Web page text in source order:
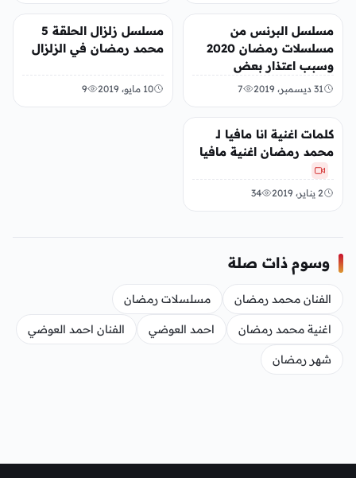
مسلسل البرنس من
مسلسلات رمضان 2020
وسبب اعتذار بعض
الفنانين
31 ديسمبر، 2019 7
مسلسل زلزال الحلقة 5
محمد رمضان في الزلزال
10 مايو، 2019 9
الفن
كلمات اغنية انا مافيا لـ
محمد رمضان اغنية مافيا
2 يناير، 2019 34
وسوم ذات صلة
الفنان محمد رمضان مسلسلات رمضان
اغنية محمد رمضان احمد العوضي الفنان احمد العوضي
شهر رمضان